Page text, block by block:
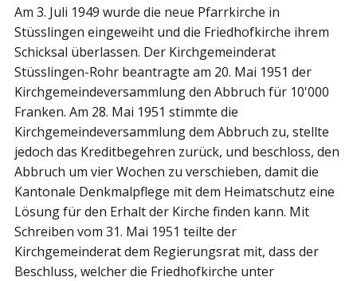
Am 3. Juli 1949 wurde die neue Pfarrkirche in
Stüsslingen eingeweiht und die Friedhofkirche ihrem
Schicksal überlassen. Der Kirchgemeinderat
Stüsslingen-Rohr beantragte am 20. Mai 1951 der
Kirchgemeindeversammlung den Abbruch für 10'000
Franken. Am 28. Mai 1951 stimmte die
Kirchgemeindeversammlung dem Abbruch zu, stellte
jedoch das Kreditbegehren zurück, und beschloss, den
Abbruch um vier Wochen zu verschieben, damit die
Kantonale Denkmalpflege mit dem Heimatschutz eine
Lösung für den Erhalt der Kirche finden kann. Mit
Schreiben vom 31. Mai 1951 teilte der
Kirchgemeinderat dem Regierungsrat mit, dass der
Beschluss, welcher die Friedhofkirche unter